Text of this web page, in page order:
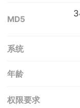
MD5
系统
年龄
权限要求